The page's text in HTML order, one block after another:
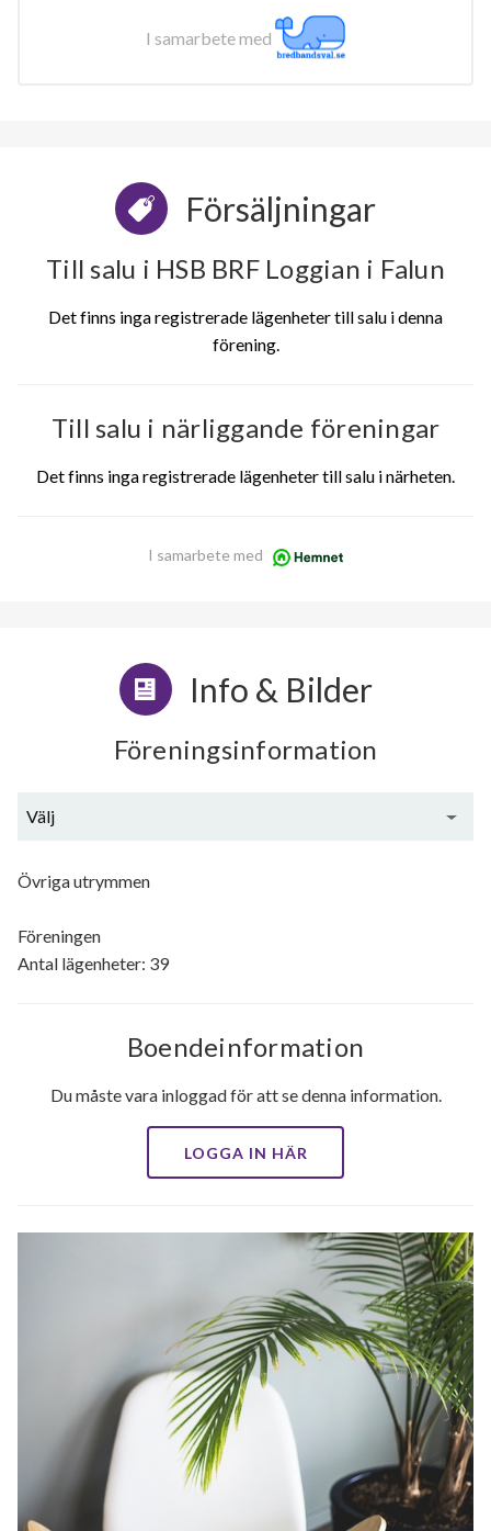
I samarbete med
Försäljningar
Till salu i HSB BRF Loggian i Falun
Det finns inga registrerade lägenheter till salu i denna
förening.
Till salu i närliggande föreningar
Det finns inga registrerade lägenheter till salu i närheten.
I samarbete med
Info & Bilder
Föreningsinformation
Välj
Övriga utrymmen
Föreningen
Antal lägenheter: 39
Boendeinformation
Du måste vara inloggad för att se denna information.
LOGGA IN HÄR